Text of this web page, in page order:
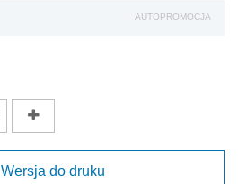
AUTOPROMOCJA
Wersja do druku